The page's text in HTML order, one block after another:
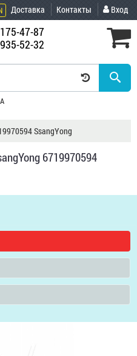
Доставка Контакты Вход
175-47-87
935-52-32
SsangYong
6719970594